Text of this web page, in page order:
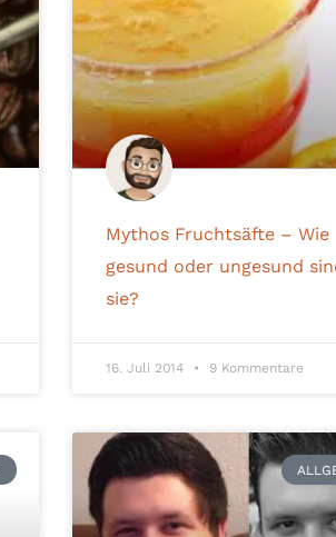
Mythos Fruchtsäfte – Wie
gesund oder ungesund
sie?
16. Juli 2014 9 Kommentare